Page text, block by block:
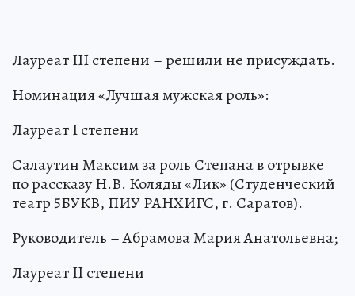
Лауреат III степени – решили не присуждать.
Номинация «Лучшая мужская роль»:
Лауреат I степени
Салаутин Максим за роль Степана в отрывке
по рассказу Н.В. Коляды «Лик» (Студенческий
театр 5БУКВ, ПИУ РАНХИГС, г. Саратов).
Руководитель – Абрамова Мария Анатольевна;
Лауреат II степени